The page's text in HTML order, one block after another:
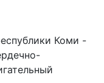
Коми -